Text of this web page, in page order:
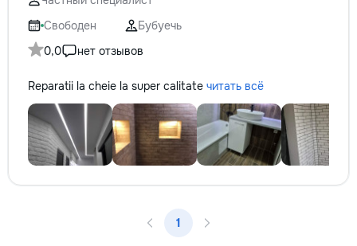
Свободен
Бубуечь
0,0
нет отзывов
Reparatii la cheie la super calitate читать всё
1